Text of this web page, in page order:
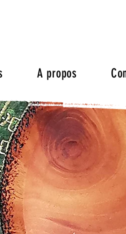
A propos